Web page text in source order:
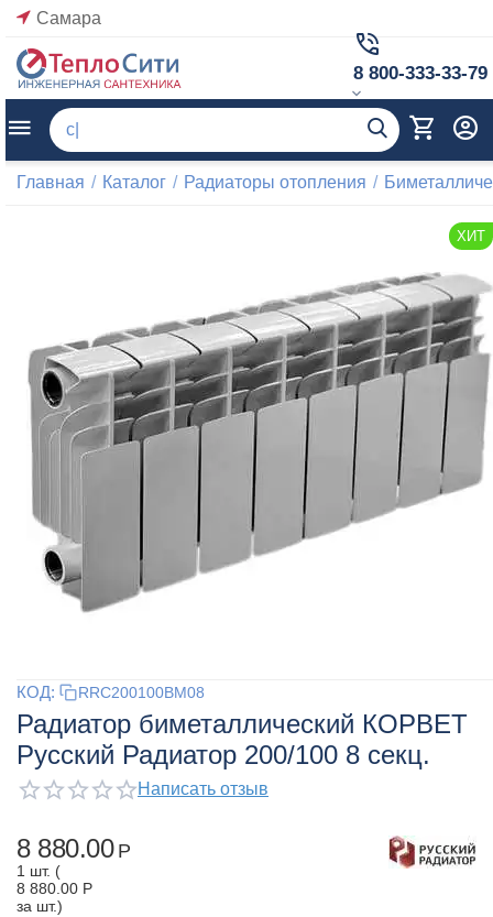
Самара
8 800-333-33-79
Главная / Каталог / Радиаторы отопления /
ХИТ
КОД: RRC200100BM08
Радиатор биметаллический КОРВЕТ
Русский Радиатор 200/100 8 секц.
Написать отзыв
8 880.00 Р
1 шт. (
8 880.00 Р
за шт.)